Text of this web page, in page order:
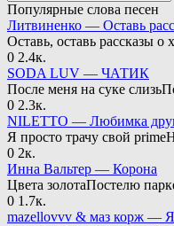
Популярные слова песен
Литвиненко — Оставь
Оставь, оставь рассказы
0 2.4к.
SODA LUV — ЧАТИК
После меня на суке
0 2.3к.
NILETTO — Любимка
Я просто трачу свой
0 2к.
Инна Вальтер — Корона
Цвета золотаПостелю
0 1.7к.
mazellovvv & маз корж —